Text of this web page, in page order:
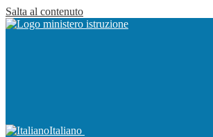
Salta al contenuto
Italiano